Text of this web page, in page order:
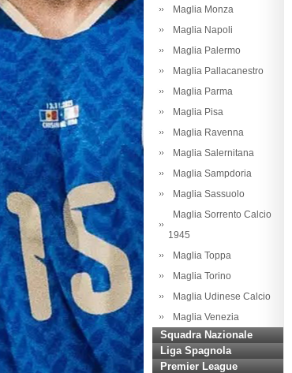
Maglia Monza
Maglia Napoli
Maglia Palermo
Maglia Pallacanestro
Maglia Parma
Maglia Pisa
Maglia Ravenna
Maglia Salernitana
Maglia Sampdoria
Maglia Sassuolo
Maglia Sorrento Calcio
1945
Maglia Toppa
Maglia Torino
Maglia Udinese Calcio
Maglia Venezia
Squadra Nazionale
Liga Spagnola
Premier League